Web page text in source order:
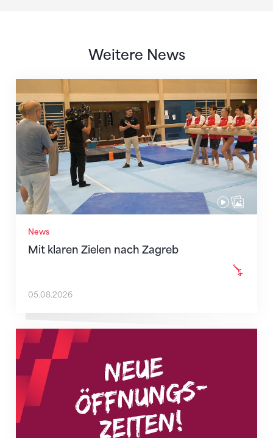
Weitere News
News
Mit klaren Zielen nach Zagreb
Mit klaren Zielen nach Zagreb
05.08.2026
Neue Empfangszeiten ab 1. August 2026